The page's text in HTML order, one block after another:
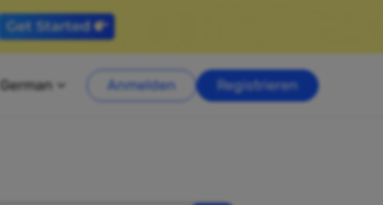
German Anmelden Registrieren